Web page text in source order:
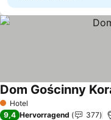
1 Sterne
Hotel
Dom Gościnny
9,4 Hervorragend 377